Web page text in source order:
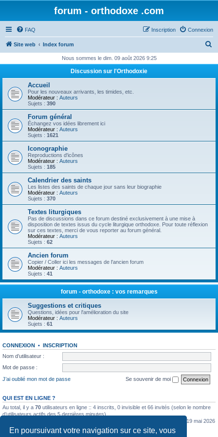
En poursuivant votre navigation sur ce site, vous
forum - orthodoxe .com
FAQ Connexion
Inscription
Site web Index forum
h
Nous sommes le dim. 09 août 2026 9:25
Discussion sur l'Orthodoxie
Accueil
Pour les nouveaux arrivants, les timides, etc.
Modérateur : Auteurs
Sujets : 390
Forum général
Échangez vos idées librement ici
Modérateur : Auteurs
Sujets : 1621
Iconographie
Reproductions d'icônes
Modérateur : Auteurs
Sujets : 185
Calendrier des saints
Les listes des saints de chaque jour sans leur biographie
Modérateur : Auteurs
Sujets : 370
Textes liturgiques
Pas de discussions dans ce forum destiné exclusivement à une mise à
disposition de textes issus du cycle liturgique orthodoxe. Pour toute réflexion
sur ces textes, merci de vous reporter au forum général.
Modérateur : Auteurs
Sujets : 62
Ancien forum
Copier / Coller ici les messages de l'ancien forum
Modérateur : Auteurs
Sujets : 41
forum - orthodoxe : vos remarques
Suggestions et critiques
Questions, idées pour l'amélioration du site
Modérateur : Auteurs
Sujets : 61
CONNEXION • INSCRIPTION
Nom d’utilisateur :
Mot de passe :
J’ai oublié mon mot de passe
Se souvenir de moi
QUI EST EN LIGNE ?
Au total, il y a 70 utilisateurs en ligne :: 4 inscrits, 0 invisible et 66 invités (selon le nombre
d’utilisateurs actifs des 5 dernières minutes)
le mar. 19 mai 2026
0:07